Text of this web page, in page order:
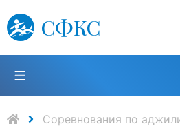
СФКС
Поиск:
Соревнования по